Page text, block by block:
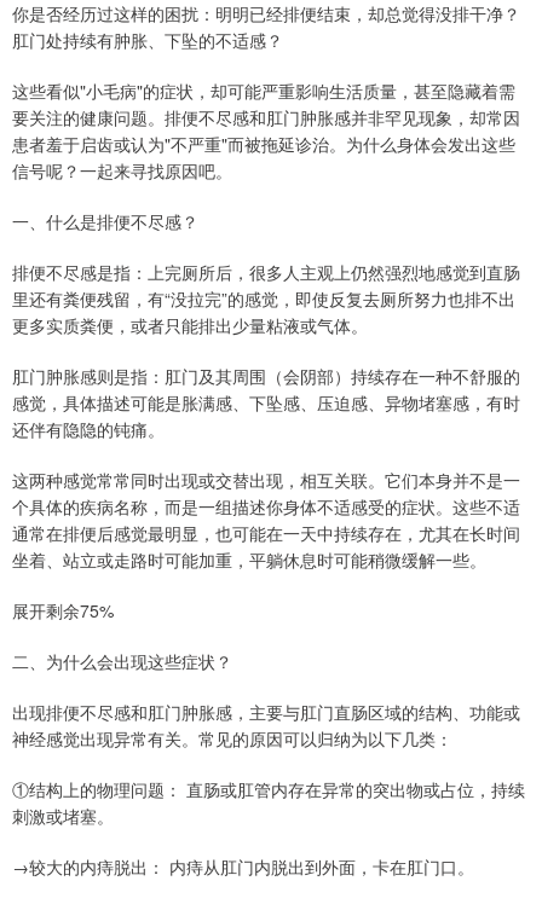
你是否经历过这样的困扰：明明已经排便结束，却总觉得没排干净？
肛门处持续有肿胀、下坠的不适感？
这些看似"小毛病"的症状，却可能严重影响生活质量，甚至隐藏着需
要关注的健康问题。排便不尽感和肛门肿胀感并非罕见现象，却常因
患者羞于启齿或认为"不严重"而被拖延诊治。为什么身体会发出这些
信号呢？一起来寻找原因吧。
一、什么是排便不尽感？
排便不尽感是指：上完厕所后，很多人主观上仍然强烈地感觉到直肠
里还有粪便残留，有“没拉完”的感觉，即使反复去厕所努力也排不出
更多实质粪便，或者只能排出少量粘液或气体。
肛门肿胀感则是指：肛门及其周围（会阴部）持续存在一种不舒服的
感觉，具体描述可能是胀满感、下坠感、压迫感、异物堵塞感，有时
还伴有隐隐的钝痛。
这两种感觉常常同时出现或交替出现，相互关联。它们本身并不是一
个具体的疾病名称，而是一组描述你身体不适感受的症状。这些不适
通常在排便后感觉最明显，也可能在一天中持续存在，尤其在长时间
坐着、站立或走路时可能加重，平躺休息时可能稍微缓解一些。
展开剩余75%
二、为什么会出现这些症状？
出现排便不尽感和肛门肿胀感，主要与肛门直肠区域的结构、功能或
神经感觉出现异常有关。常见的原因可以归纳为以下几类：
①结构上的物理问题： 直肠或肛管内存在异常的突出物或占位，持续
刺激或堵塞。
→较大的内痔脱出： 内痔从肛门内脱出到外面，卡在肛门口。